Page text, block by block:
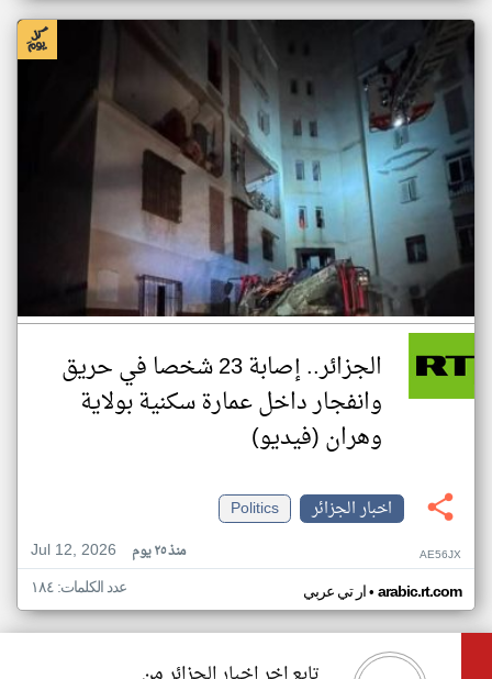
الجزائر.. إصابة 23 شخصا في حريق
وانفجار داخل عمارة سكنية بولاية
وهران (فيديو)
اخبار الجزائر
Politics
Jul 12, 2026
منذ ٢٥ يوم AE56JX
ار تي عربي• arabic.rt.com عدد الكلمات: ١٨٤